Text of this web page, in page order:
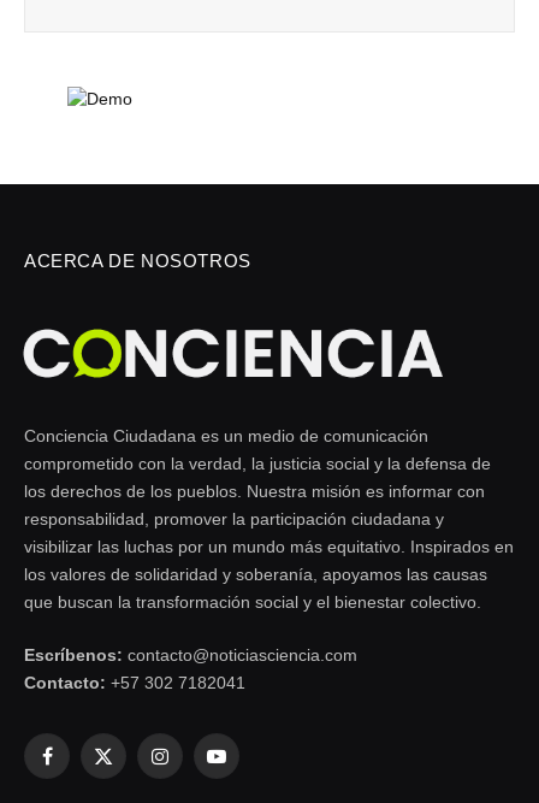
ACERCA DE NOSOTROS
Conciencia Ciudadana es un medio de comunicación
comprometido con la verdad, la justicia social y la defensa de
los derechos de los pueblos. Nuestra misión es informar con
responsabilidad, promover la participación ciudadana y
visibilizar las luchas por un mundo más equitativo. Inspirados en
los valores de solidaridad y soberanía, apoyamos las causas
que buscan la transformación social y el bienestar colectivo.
Escríbenos: contacto@noticiasciencia.com
Contacto: +57 302 7182041
Facebook
X
InstagramYouTube